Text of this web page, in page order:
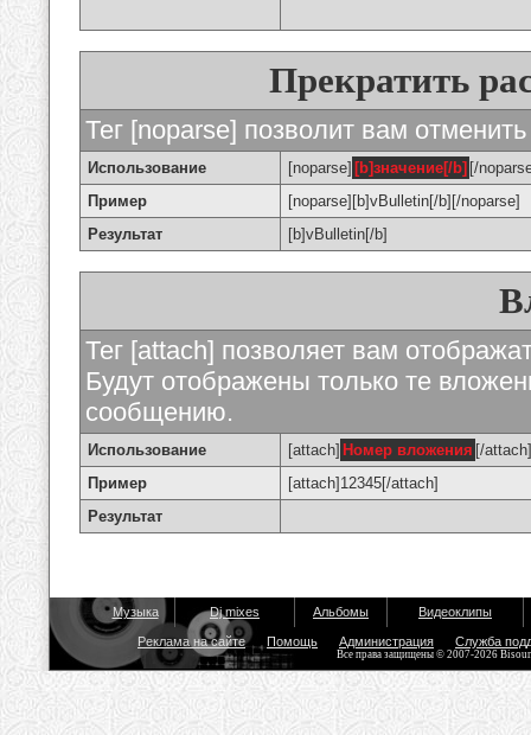
Прекратить
Тег [noparse] позволит вам
Использование [noparse] [b]значение[/b] [/
Пример
[noparse][b]vBulletin[/b][/noparse]
Результат
[b]vBulletin[/b]
Тег [attach] позволяет вам
Будут отображены только те
сообщению.
Использование [attach] Номер вложения [/attach]
Пример
[attach]12345[/attach]
Результат
Музыка Dj mixes Альбомы Видеоклипы
Реклама на сайте Помощь Администрация Служба
Все права защищены © 2007-2026